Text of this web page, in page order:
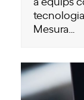
Mesura…